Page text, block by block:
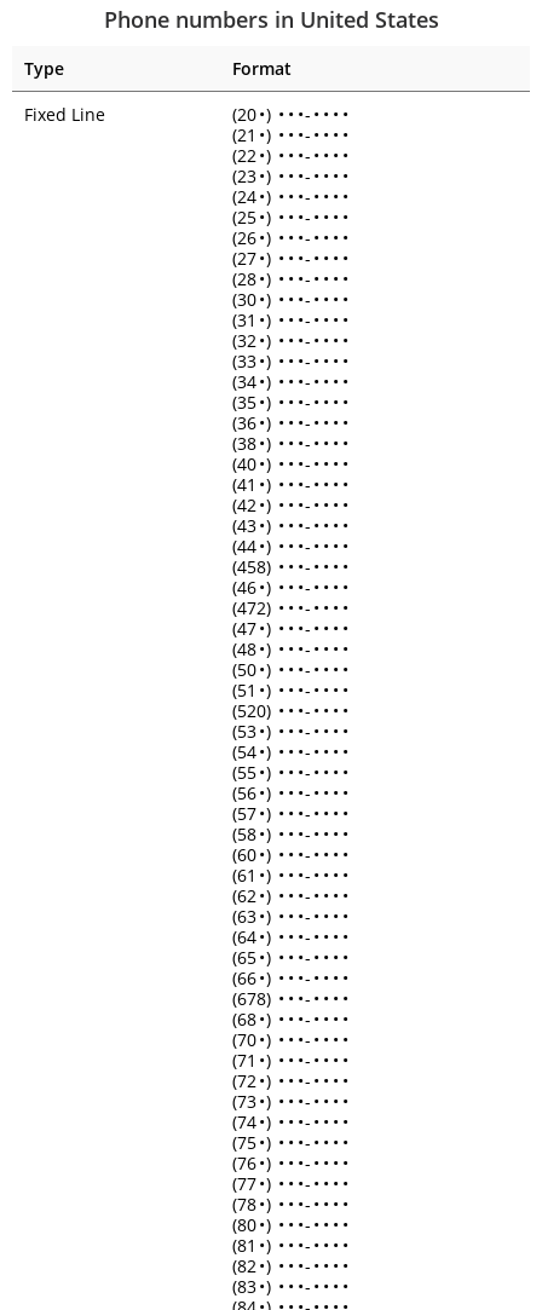
Phone numbers in United States
Type
Format
Fixed Line
(20•) • • •- • • • •
(21 •) • • •- • • • •
(22•) • • •- • • • •
(23•) • • •- • • • •
(24•) • • •- • • • •
(25•) • • •- • • • •
(26•) • • •- • • • •
(27•) • • •- • • • •
(28•) • • •- • • • •
(30•) • • •- • • • •
(31 •) • • •- • • • •
(32•) • • •- • • • •
(33•) • • •- • • • •
(34•) • • •- • • • •
(35•) • • •- • • • •
(36•) • • •- • • • •
(38•) • • •- • • • •
(40•) • • •- • • • •
(41 •) • • •- • • • •
(42•) • • •- • • • •
(43•) • • •- • • • •
(44•) • • •- • • • •
(458) • • •- • • • •
(46•) • • •- • • • •
(472) • • •- • • • •
(47•) • • •- • • • •
(48•) • • •- • • • •
(50•) • • •- • • • •
(51 •) • • •- • • • •
(520) • • •- • • • •
(53•) • • •- • • • •
(54•) • • •- • • • •
(55•) • • •- • • • •
(56•) • • •- • • • •
(57•) • • •- • • • •
(58•) • • •- • • • •
(60•) • • •- • • • •
(61 •) • • •- • • • •
(62•) • • •- • • • •
(63•) • • •- • • • •
(64•) • • •- • • • •
(65•) • • •- • • • •
(66•) • • •- • • • •
(678) • • •- • • • •
(68•) • • •- • • • •
(70•) • • •- • • • •
(71 •) • • •- • • • •
(72•) • • •- • • • •
(73•) • • •- • • • •
(74•) • • •- • • • •
(75•) • • •- • • • •
(76•) • • •- • • • •
(77•) • • •- • • • •
(78•) • • •- • • • •
(80•) • • •- • • • •
(81 •) • • •- • • • •
(82•) • • •- • • • •
(83•) • • •- • • • •